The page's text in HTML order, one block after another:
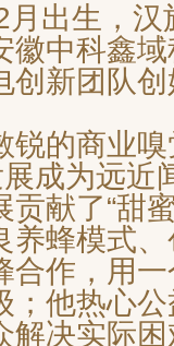
出生，汉
徽中科鑫
创新团队
锐的商业
展成为远近
献了“甜
养蜂模式
作，用一
；他热心
解决实际